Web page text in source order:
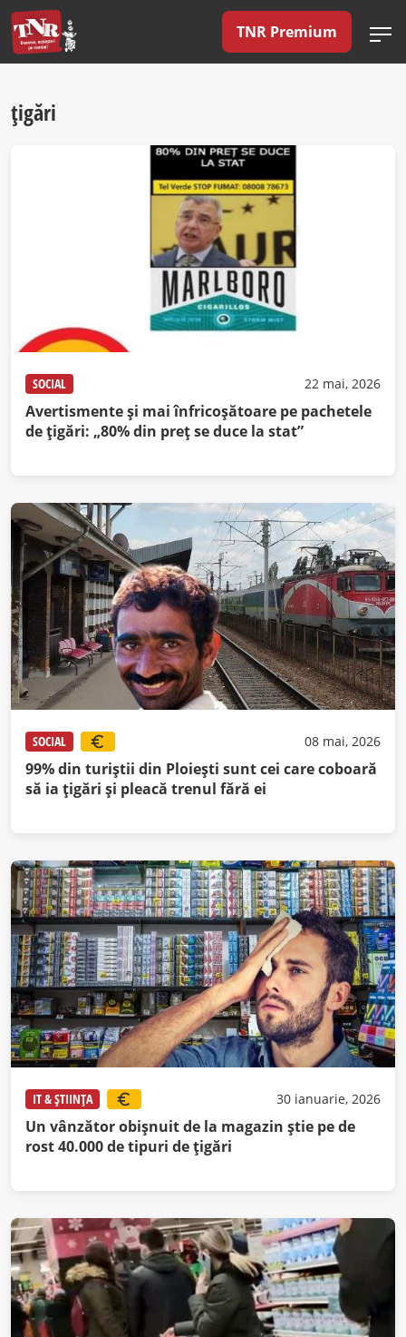
TNR Premium
țigări
SOCIAL 22 mai, 2026
Avertismente și mai înfricoșătoare pe pachetele
de țigări: „80% din preț se duce la stat”
SOCIAL 08 mai, 2026
99% din turiștii din Ploiești sunt cei care coboară
să ia țigări și pleacă trenul fără ei
IT & ȘTIINȚA 30 ianuarie, 2026
Un vânzător obișnuit de la magazin știe pe de
rost 40.000 de tipuri de țigări